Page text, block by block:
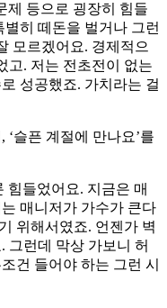
제 등으로 굉장히 힘들
히 떼돈을 벌거나 그런
모르겠어요. 경제적으
고. 저는 전초전이 없는
성공했죠. 가치라는 걸
슬픈 계절에 만나요’를
힘들었어요. 지금은 매
매니저가 가수가 큰다
위해서였죠. 언젠가 벽
그런데 막상 가보니 허
건 들어야 하는 그런 시